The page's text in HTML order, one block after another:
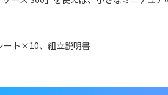
ート×10、組立説明書